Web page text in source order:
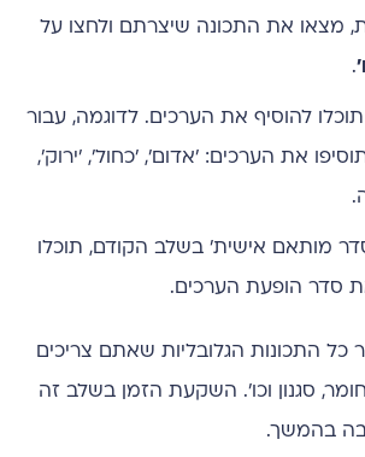
מצאו את התכונה שיצרתם ולחצו על
.
להוסיף את הערכים. לדוגמה, עבור
את הערכים: 'אדום', 'כחול', 'ירוק',
מותאם אישית' בשלב הקודם, תוכלו
סדר הופעת הערכים.
כל התכונות הגלובליות שאתם צריכים
סגנון וכו'. השקעת הזמן בשלב זה
בהמשך.